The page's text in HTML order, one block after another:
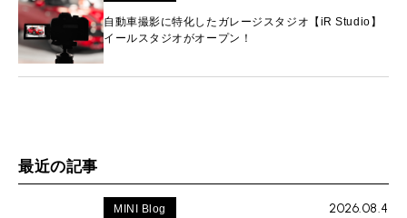
自動車撮影に特化したガレージスタジオ【iR Studio】
イールスタジオがオープン！
最近の記事
MINI Blog 2026.08.4